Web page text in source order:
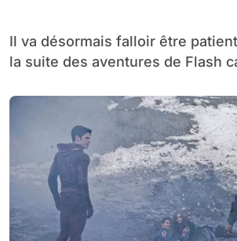
Il va désormais falloir être patient pour connaitre
la suite des aventures de Flash